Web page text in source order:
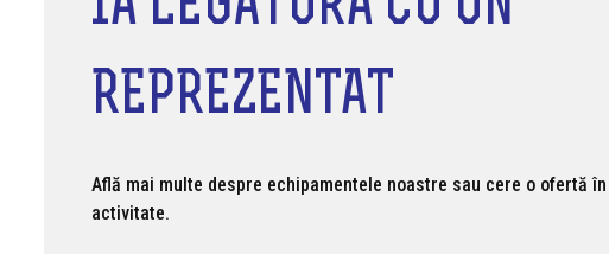
REPREZENTAT
Află mai multe despre echipamentele noastre sau cere o ofertă
activitate.